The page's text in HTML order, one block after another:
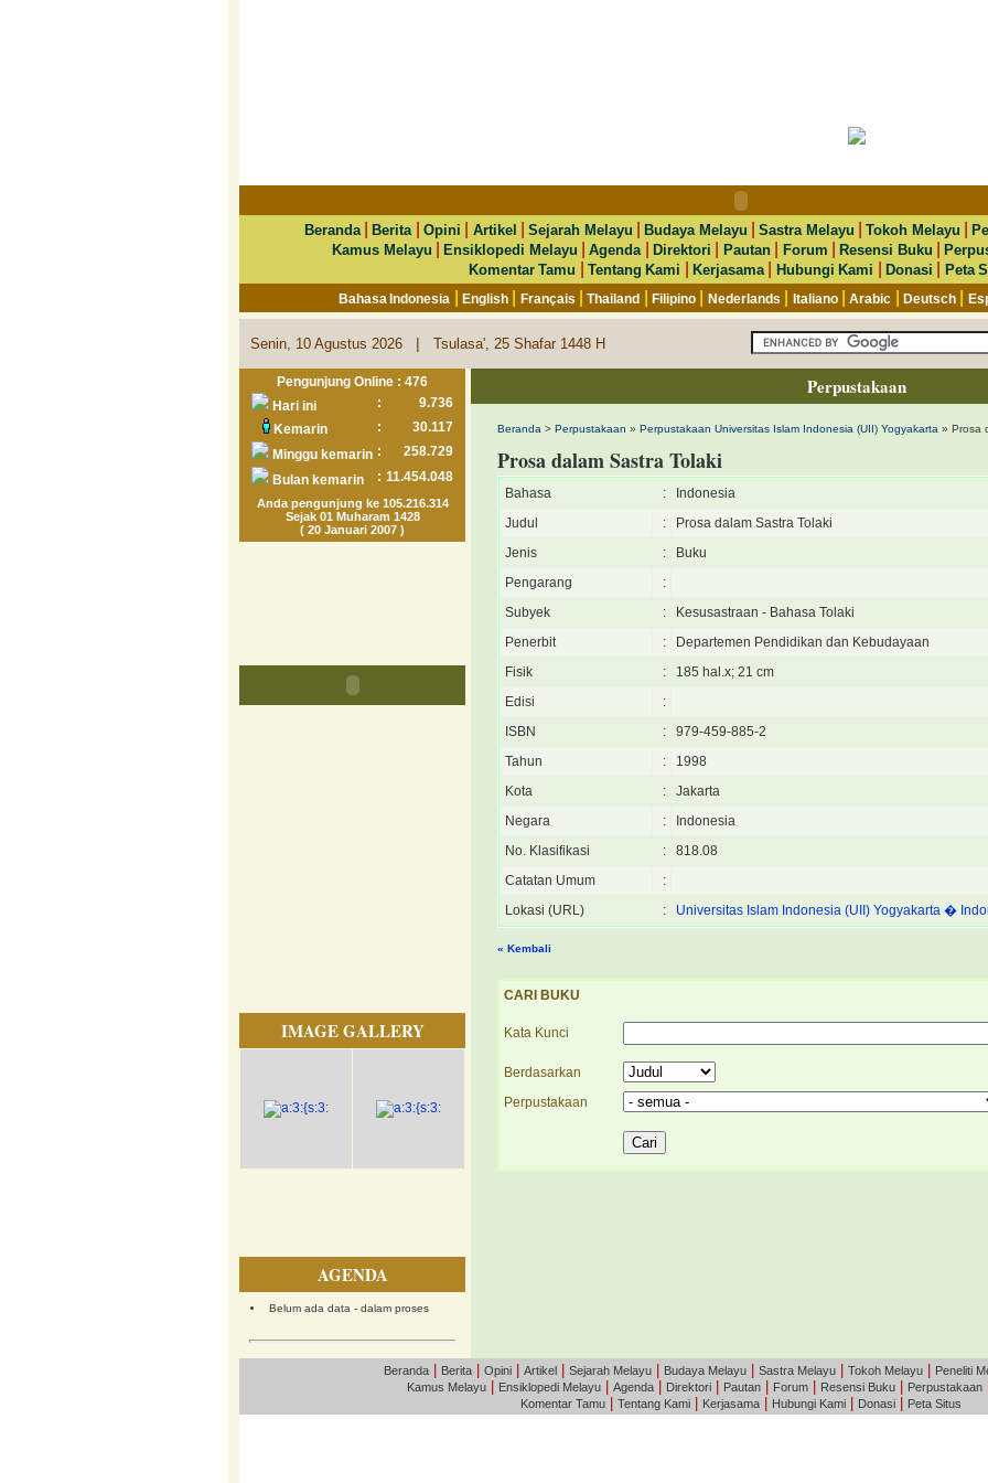
Beranda|Berita Opini Artikel |Sejarah Melayu |Budaya Melayu |Sastra Melayu |Tokoh Melayu |
Kamus Melayu
|Ensiklopedi Melayu |Agenda |Direktori Pautan| Forum |Resensi Buku |
Komentar Tamu
|Tentang Kami |Kerjasama Hubungi Kami Donasi Peta
Bahasa Indonesia |English Français |Thailand |Filipino Nederlands Italiano|Arabic Deutsch|
Senin, 10 Agustus 2026 | Tsulasa', 25 Shafar 1448 H
Pengunjung Online : 476
Hari ini
:
9.736
Kemarin
:
30.117
Minggu kemarin :
258.729
Bulan kemarin
: 11.454.048
Anda pengunjung ke 105.216.314
Sejak 01 Muharam 1428
( 20 Januari 2007 )
IMAGE GALLERY
AGENDA
Belum ada data - dalam proses
Perpustakaan
Beranda > Perpustakaan » Perpustakaan Universitas Islam Indonesia (UII) Yogyakarta » Prosa
Prosa dalam Sastra Tolaki
Bahasa :
Indonesia
Judul
:
Prosa dalam Sastra Tolaki
Jenis
:
Buku
Pengarang
:
Subyek
:
Kesusastraan - Bahasa Tolaki
Penerbit
:
Departemen Pendidikan dan Kebudayaan
Fisik
:
185 hal.x; 21 cm
Edisi
:
ISBN
:
979-459-885-2
Tahun
:
1998
Kota
:
Jakarta
Negara
:
Indonesia
No. Klasifikasi
:
818.08
Catatan Umum
:
Lokasi (URL)
: Universitas Islam Indonesia (UII) Yogyakarta �
« Kembali
CARI BUKU
Kata Kunci
Berdasarkan
Perpustakaan
Beranda Berita Opini Artikel Sejarah Melayu Budaya Melayu Sastra Melayu Tokoh Melayu Peneliti
Kamus Melayu
Ensiklopedi Melayu Agenda Direktori Pautan Forum Resensi Buku Perpustakaan
Komentar Tamu
Tentang Kami Kerjasama Hubungi Kami Donasi Peta Situs